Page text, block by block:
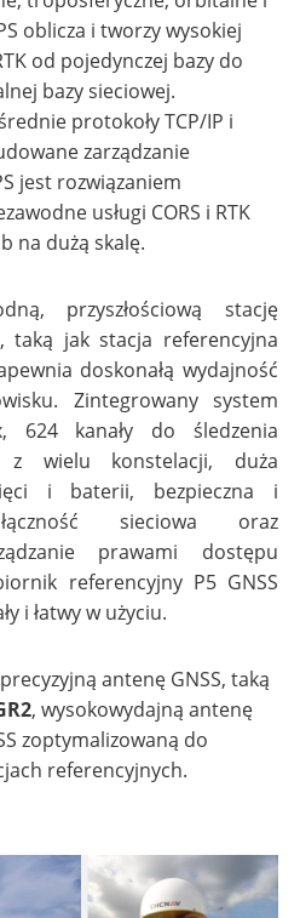
oblicza i tworzy wysokiej
od pojedynczej bazy do
bazy sieciowej.
protokoły TCP/IP i
zarządzanie
jest rozwiązaniem
usługi CORS i RTK
na dużą skalę.
przyszłościową stację
taką jak stacja referencyjna
doskonałą wydajność
Zintegrowany system
624 kanały do śledzenia
z wielu konstelacji, duża
i baterii, bezpieczna i
sieciowa oraz
prawami dostępu
referencyjny P5 GNSS
i łatwy w użyciu.
antenę GNSS, taką
, wysokowydajną antenę
zoptymalizowaną do
referencyjnych.